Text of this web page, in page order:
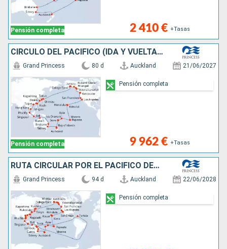
Pensión completa 2 410 € +Tasas
CÍRCULO DEL PACÍFICO (IDA Y VUELTA DESDE
Pensión completa
Grand Princess 80 d Auckland 21/06/2027
9 962 € +Tasas
Pensión completa
RUTA CIRCULAR POR EL PACÍFICO DESDE AUCK
Grand Princess 94 d Auckland 22/06/2028
Pensión completa